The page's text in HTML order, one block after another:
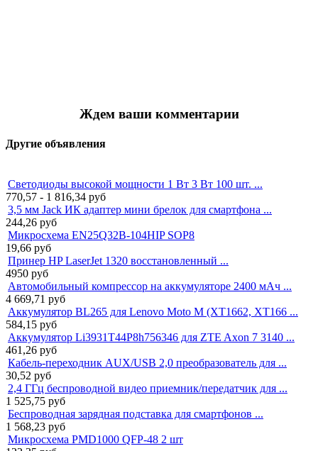
Ждем ваши комментарии
Другие объявления
Светодиоды высокой мощности 1 Вт 3 Вт 100 шт. ...
770,57 - 1 816,34 руб
3,5 мм Jack ИК адаптер мини брелок для смартфона ...
244,26 руб
Микросхема EN25Q32B-104HIP SOP8
19,66 руб
Принер HP LaserJet 1320 восстановленный ...
4950 руб
Автомобильный компрессор на аккумуляторе 2400 мАч ...
4 669,71 руб
Аккумулятор BL265 для Lenovo Moto M (XT1662, XT166 ...
584,15 руб
Аккумулятор Li3931T44P8h756346 для ZTE Axon 7 3140 ...
461,26 руб
Кабель-переходник AUX/USB 2,0 преобразователь для ...
30,52 руб
2,4 ГГц беспроводной видео приемник/передатчик для ...
1 525,75 руб
Беспроводная зарядная подставка для смартфонов ...
1 568,23 руб
Микросхема PMD1000 QFP-48 2 шт